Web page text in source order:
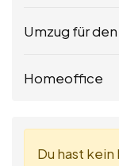
Umzug für
Homeoffice
Du hast